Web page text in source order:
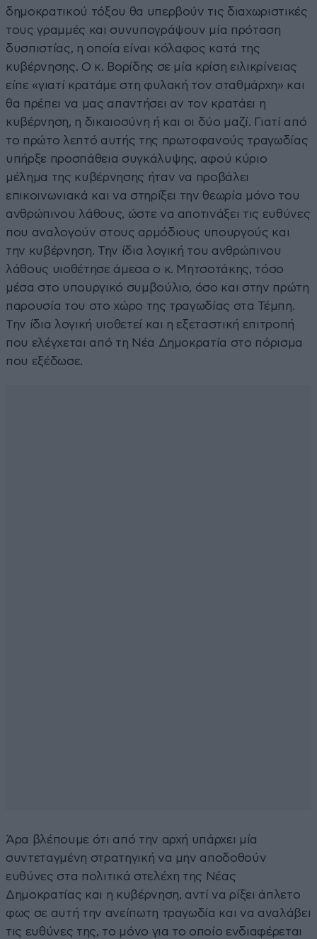
δημοκρατικού τόξου θα υπερβούν τις διαχωριστικές
τους γραμμές και συνυπογράψουν μία πρόταση
δυσπιστίας, η οποία είναι κόλαφος κατά της
κυβέρνησης. Ο κ. Βορίδης σε μία κρίση ειλικρίνειας
είπε «γιατί κρατάμε στη φυλακή τον σταθμάρχη» και
θα πρέπει να μας απαντήσει αν τον κρατάει η
κυβέρνηση, η δικαιοσύνη ή και οι δύο μαζί. Γιατί από
το πρώτο λεπτό αυτής της πρωτοφανούς τραγωδίας
υπήρξε προσπάθεια συγκάλυψης, αφού κύριο
μέλημα της κυβέρνησης ήταν να προβάλει
επικοινωνιακά και να στηρίξει την θεωρία μόνο του
ανθρώπινου λάθους, ώστε να αποτινάξει τις ευθύνες
που αναλογούν στους αρμόδιους υπουργούς και
την κυβέρνηση. Την ίδια λογική του ανθρώπινου
λάθους υιοθέτησε άμεσα ο κ. Μητσοτάκης, τόσο
μέσα στο υπουργικό συμβούλιο, όσο και στην πρώτη
παρουσία του στο χώρο της τραγωδίας στα Τέμπη.
Την ίδια λογική υιοθετεί και η εξεταστική επιτροπή
που ελέγχεται από τη Νέα Δημοκρατία στο πόρισμα
που εξέδωσε.
Άρα βλέπουμε ότι από την αρχή υπάρχει μία
συντεταγμένη στρατηγική να μην αποδοθούν
ευθύνες στα πολιτικά στελέχη της Νέας
Δημοκρατίας και η κυβέρνηση, αντί να ρίξει άπλετο
φως σε αυτή την ανείπωτη τραγωδία και να αναλάβει
τις ευθύνες της, το μόνο για το οποίο ενδιαφέρεται